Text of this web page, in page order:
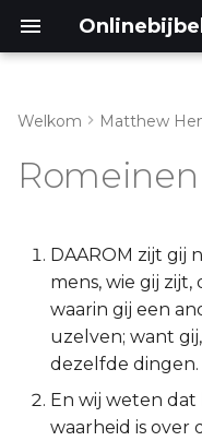
Leviticus
Numeri
Deuteronomium
Romeinen 2:17-29
Welkom Matthew
Romeinen
DAAROM zijt gij
mens, wie gij
waarin gij een
uzelven; want
dezelfde dingen.
En wij weten dat
waarheid is over